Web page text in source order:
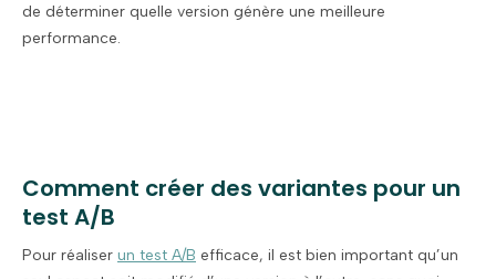
de déterminer quelle version génère une meilleure
performance.
Comment créer des variantes pour un
test A/B
Pour réaliser un test A/B efficace, il est bien important qu’un